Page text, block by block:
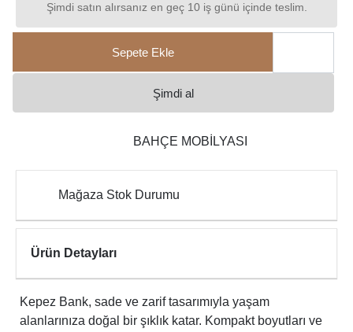
Şimdi satın alırsanız en geç 10 iş günü içinde teslim.
Sepete Ekle
Şimdi al
BAHÇE MOBİLYASI
Mağaza Stok Durumu
Ürün Detayları
Kepez Bank, sade ve zarif tasarımıyla yaşam
alanlarınıza doğal bir şıklık katar. Kompakt boyutları ve